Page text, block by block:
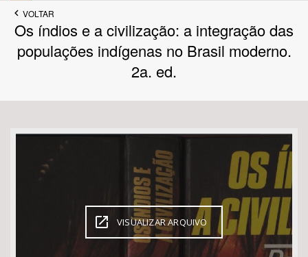
Povo Indígena
Bioma / Bacia
Tema
Subtema
Área de Levantamento
VOLTAR
Os índios e a civilização: a integração das
populações indígenas no Brasil moderno.
2a. ed.
VISUALIZAR ARQUIVO